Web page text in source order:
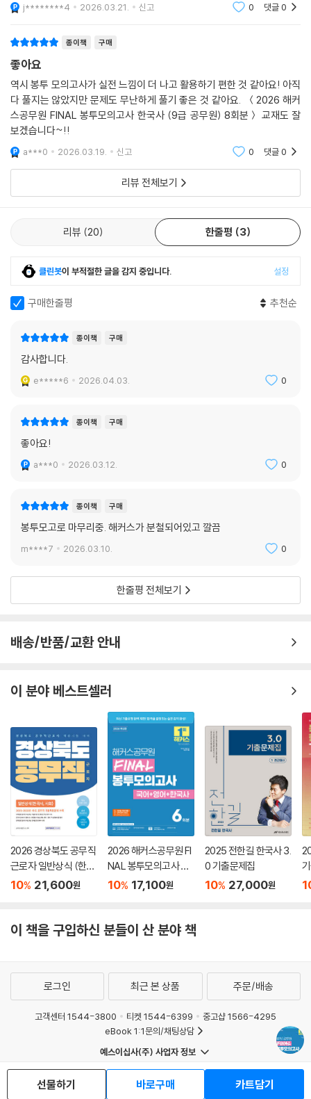
j********4 2026.03.21. 신고 0 댓글0
종이책 구매
좋아요
역시 봉투 모의고사가 실전 느낌이 더 나고 활용하기 편한 것 같아요! 아직
다 풀지는 않았지만 문제도 무난하게 풀기 좋은 것 같아요. ＜2026 해커
스공무원 FINAL 봉투모의고사 한국사 (9급 공무원) 8회분＞ 교재도 잘
보겠습니다~!!
a***0 2026.03.19. 신고 0 댓글0
리뷰 전체보기
리뷰 20 한줄평 3
클린봇이 부적절한 글을 감지 중입니다. 설정
구매한줄평 추천순
종이책 구매
감사합니다.
e*****6 2026.04.03. 0
종이책 구매
좋아요!
a***0 2026.03.12. 0
종이책 구매
봉투모고로 마무리중. 해커스가 분철되어있고 깔끔
m****7 2026.03.10. 0
한줄평 전체보기
배송/반품/교환 안내
이 분야 베스트셀러
2026 경상북도 공무직
근로자 일반상식 (한국
사,사회)
10% 21,600원
2026 해커스공무원 FI
NAL 봉투모의고사 국
어+영어+한국사 6회
10% 17,100원
2025 전한길 한국사 3.
0 기출문제집
10% 27,000원
이 책을 구입하신 분들이 산 분야 책
선물하기 바로구매 카트담기
로그인 최근 본 상품 주문/배송
고객센터 1544-3800 티켓 1544-6399
중고샵 1566-4295
eBook 1:1문의/채팅상담
예스이십사(주) 사업자 정보
이용약관
개인정보처리방침
청소년보호정책
회사소개
거래처관계자께